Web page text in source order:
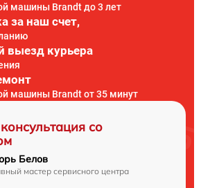
машины Brandt до 3 лет
за наш счет,
выезд курьера
машины Brandt от 35 минут
со
Белов
мастер сервисного центра